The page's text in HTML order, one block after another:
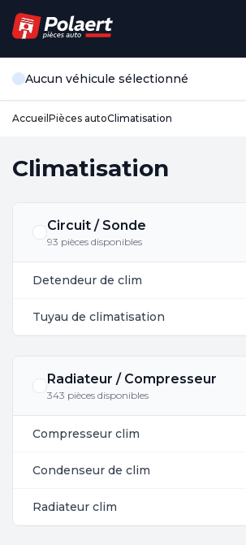
Aucun véhicule sélectionné
Accueil Pièces autoClimatisation
Climatisation
Circuit / Sonde
93 pièces disponibles
Detendeur de clim
Tuyau de climatisation
Radiateur / Compresseur
343 pièces disponibles
Compresseur clim
Condenseur de clim
Radiateur clim